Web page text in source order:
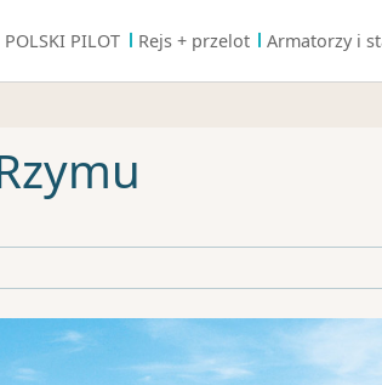
POLSKI PILOT Rejs + przelot Armatorzy i